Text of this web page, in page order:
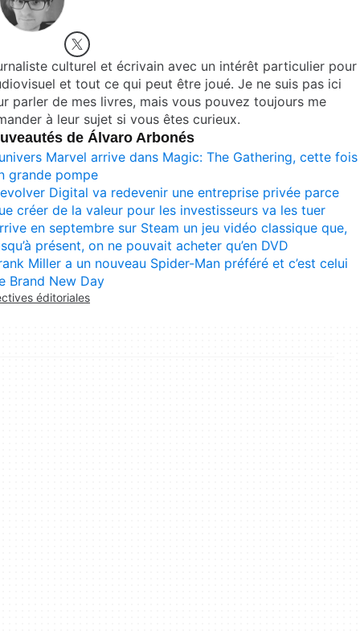
culturel et écrivain avec un intérêt particulier pour
et tout ce qui peut être joué. Je ne suis pas ici
parler de mes livres, mais vous pouvez toujours me
à leur sujet si vous êtes curieux.
de Álvaro Arbonés
Marvel arrive dans Magic: The Gathering, cette fois
grande pompe
Digital va redevenir une entreprise privée parce
créer de la valeur pour les investisseurs va les tuer
en septembre sur Steam un jeu vidéo classique que,
présent, on ne pouvait acheter qu’en DVD
Miller a un nouveau Spider-Man préféré et c’est celui
Brand New Day
éditoriales